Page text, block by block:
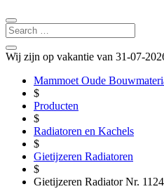
Wij zijn op vakantie van 31-07-
Mammoet Oude
$
Producten
$
Radiatoren en Kachels
$
Gietijzeren Radiatoren
$
Gietijzeren Radiator Nr. 1124